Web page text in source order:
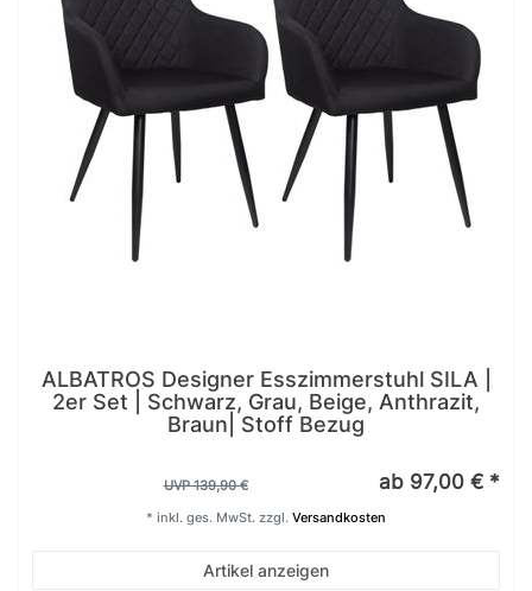
ALBATROS Designer Esszimmerstuhl SILA |
2er Set | Schwarz, Grau, Beige, Anthrazit,
Braun| Stoff Bezug
UVP 139,90 € ab 97,00 € *
Artikel anzeigen
* inkl. ges. MwSt. zzgl. Versandkosten